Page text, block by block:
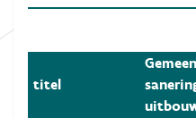
titel